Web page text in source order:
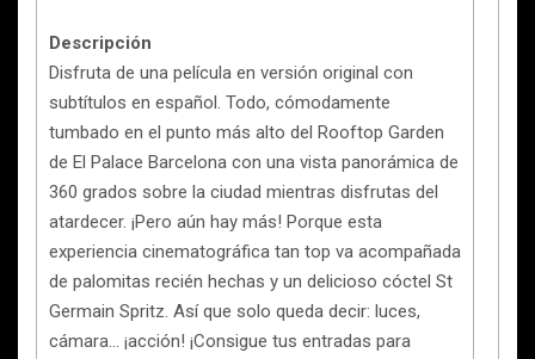
Descripción
Disfruta de una película en versión original con
subtítulos en español. Todo, cómodamente
tumbado en el punto más alto del Rooftop Garden
de El Palace Barcelona con una vista panorámica de
360 grados sobre la ciudad mientras disfrutas del
atardecer. ¡Pero aún hay más! Porque esta
experiencia cinematográfica tan top va acompañada
de palomitas recién hechas y un delicioso cóctel St
Germain Spritz. Así que solo queda decir: luces,
cámara… ¡acción! ¡Consigue tus entradas para